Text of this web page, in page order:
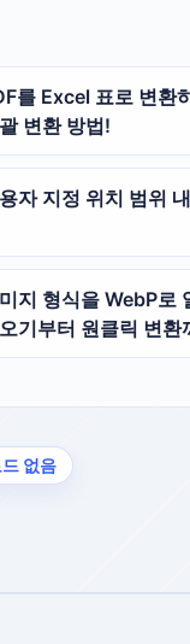
를 Excel 표로 변환
변환 방법!
자 지정 위치 범위
지 형식을 WebP로
기부터 원클릭 변환
없음